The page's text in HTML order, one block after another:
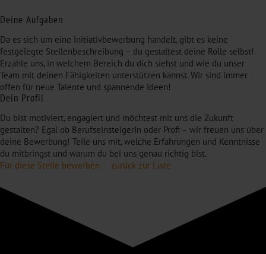
Deine Aufgaben
Da es sich um eine Initiativbewerbung handelt, gibt es keine
festgelegte Stellenbeschreibung – du gestaltest deine Rolle selbst!
Erzähle uns, in welchem Bereich du dich siehst und wie du unser
Team mit deinen Fähigkeiten unterstützen kannst. Wir sind immer
offen für neue Talente und spannende Ideen!
Dein Profil
Du bist motiviert, engagiert und möchtest mit uns die Zukunft
gestalten? Egal ob BerufseinsteigerIn oder Profi – wir freuen uns über
deine Bewerbung! Teile uns mit, welche Erfahrungen und Kenntnisse
du mitbringst und warum du bei uns genau richtig bist.
Für diese Stelle bewerben
zurück zur Liste